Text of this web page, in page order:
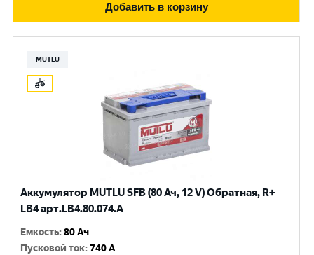
Добавить в корзину
MUTLU
Аккумулятор MUTLU SFB (80 Ач, 12 V) Обратная, R+
LB4 арт.LВ4.80.074.A
Емкость:80 Ач
Пусковой ток:740 A